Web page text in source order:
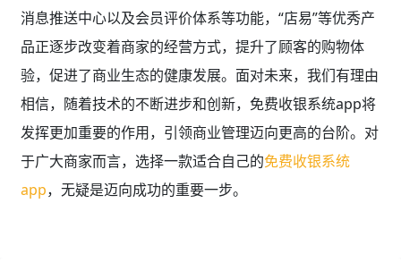
消息推送中心以及会员评价体系等功能，“店易”等优秀产
品正逐步改变着商家的经营方式，提升了顾客的购物体
验，促进了商业生态的健康发展。面对未来，我们有理由
相信，随着技术的不断进步和创新，免费收银系统app将
发挥更加重要的作用，引领商业管理迈向更高的台阶。对
于广大商家而言，选择一款适合自己的免费收银系统
app，无疑是迈向成功的重要一步。